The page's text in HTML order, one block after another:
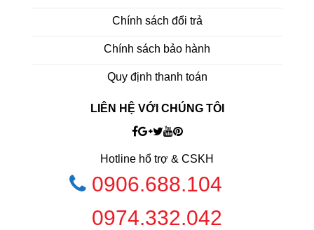
Chính sách đổi trả
Chính sách bảo hành
Quy định thanh toán
LIÊN HỆ VỚI CHÚNG TÔI
Hotline hổ trợ & CSKH
0906.688.104
0974.332.042